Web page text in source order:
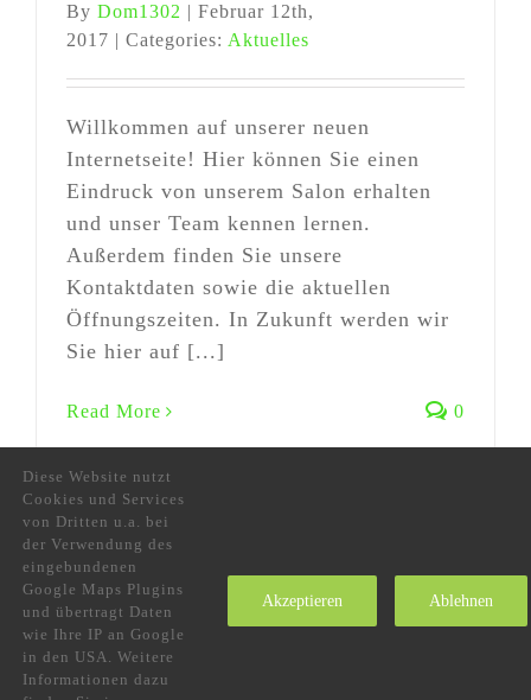
By Dom1302 | Februar 12th,
2017 | Categories: Aktuelles
Willkommen auf unserer neuen
Internetseite! Hier können Sie einen
Eindruck von unserem Salon erhalten
und unser Team kennen lernen.
Außerdem finden Sie unsere
Kontaktdaten sowie die aktuellen
Öffnungszeiten. In Zukunft werden wir
Sie hier auf [...]
Read More 0
Datenschutz
Diese Website nutzt
Cookies und Services
von Dritten u.a. bei
der Verwendung des
eingebundenen
Google Maps Plugins
und übertragt Daten
wie Ihre IP an Google
in den USA. Weitere
Informationen dazu
Akzeptieren Ablehnen